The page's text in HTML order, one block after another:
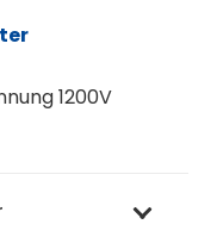
1200V